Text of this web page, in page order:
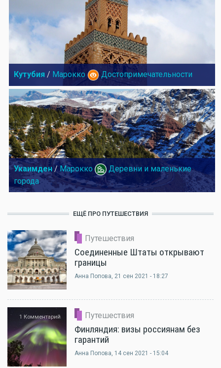
Кутубия / Марокко Достопримечательности
Укаимден/ Марокко
Деревни и маленькие
города
ЕЩЁ ПРО ПУТЕШЕСТВИЯ
Путешествия
Соединенные Штаты открывают
границы
Анна Попова, 21 сен 2021 - 18:27
1 Комментарий Путешествия
Финляндия: визы россиянам без
гарантий
Анна Попова, 14 сен 2021 - 15:04